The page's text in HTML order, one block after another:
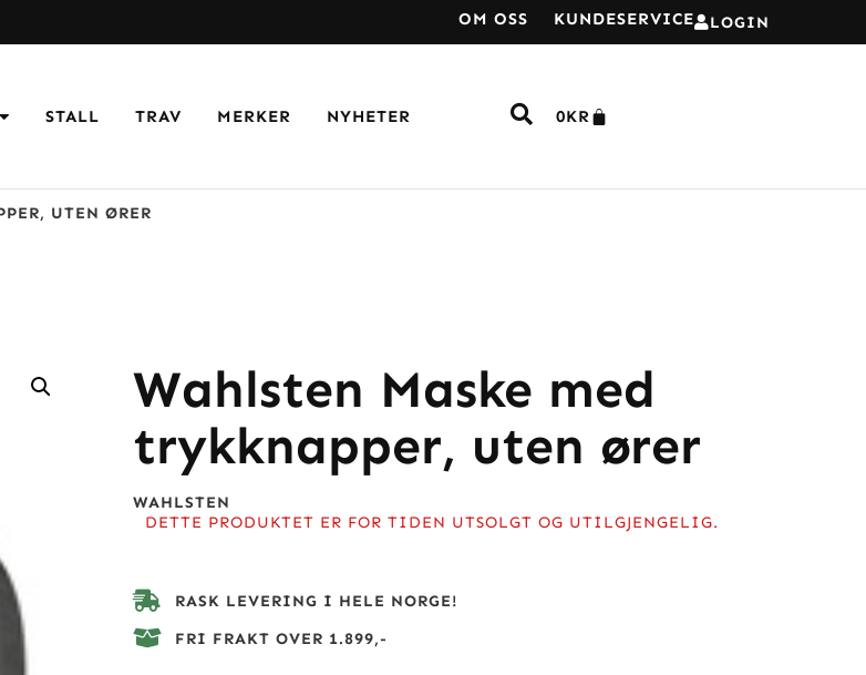
LOGIN
OM OSS KUNDESERVICE
STALL TRAV MERKER NYHETER 0KR
UTEN ØRER
Wahlsten Maske med
trykknapper, uten ører
WAHLSTEN
DETTE PRODUKTET ER FOR TIDEN UTSOLGT OG UTILGJENGELIG.
RASK LEVERING I HELE NORGE!
FRI FRAKT OVER 1.899,-